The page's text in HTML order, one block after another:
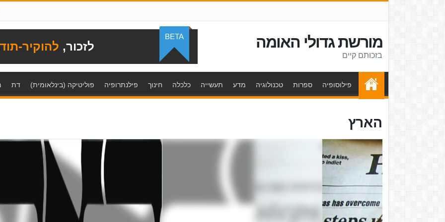
מורשת גדולי האומה
בזכותם קיים
לזכור, להוקיר-
BETA
פילוסופיה ספרות טכנולוגיה מדע תעשייה כלכלה חינוך פילנתרופיה פוליטיקה (בינלאומית) דת
הארץ